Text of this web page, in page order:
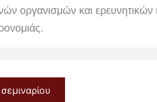
οργανισμών και